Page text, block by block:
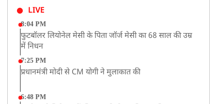
LIVE
8:04 PM
फुटबॉलर लियोनेल मेसी के पिता जॉर्ज मेसी का 68 साल की उम्र
में निधन
7:25 PM
प्रधानमंत्री मोदी से CM योगी ने मुलाकात की
6:48 PM